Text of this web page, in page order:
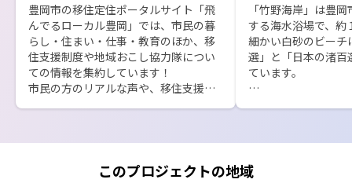
豊岡市の移住定住ポータルサイト「飛
んでるローカル豊岡」では、市民の暮
らし・住まい・仕事・教育のほか、移
住支援制度や地域おこし協力隊につい
ての情報を集約しています！
市民の方のリアルな声や、移住支援制
「竹野海岸」は豊
する海水浴場で、
細かい白砂のビーチ
選」と「日本の渚百
ています。
このプロジェクトの地域